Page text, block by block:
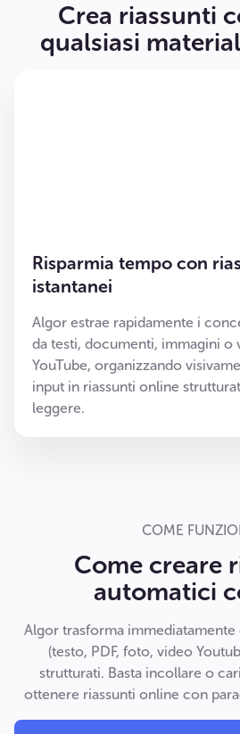
Crea riassunti
qualsiasi
Risparmia tempo con
istantanei
Algor estrae rapidamente i
da testi, documenti, immagini o
YouTube, organizzando
input in riassunti online
leggere.
COME
Come creare
automatici
Algor trasforma
(testo, PDF, foto, video
strutturati. Basta incollare o
ottenere riassunti online con